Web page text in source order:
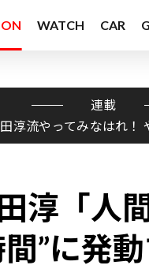
WATCH CAR
連載
淳流やってみなはれ！
淳「人
”に発動